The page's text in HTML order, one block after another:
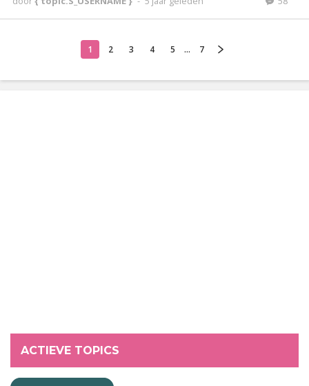
1 2 3 4 5 ... 7
ACTIEVE TOPICS